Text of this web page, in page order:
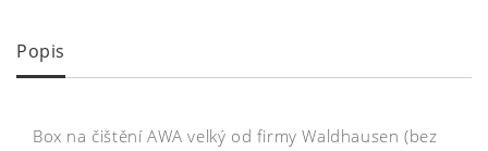
Popis
Box na čištění AWA velký od firmy Waldhausen (bez